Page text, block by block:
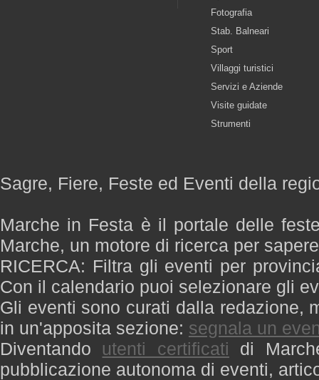
Fotografia
Stab. Balneari
Sport
Villaggi turistici
Servizi e Aziende
Visite guidate
Strumenti
Sagre, Fiere, Feste ed Eventi della
Marche in Festa è il portale delle
Marche, un motore di ricerca per
RICERCA: Filtra gli eventi per
Con il calendario puoi selezionare gli
Gli eventi sono curati dalla redazione,
in un'apposita sezione: segnala un
Diventando utenti certificati di
pubblicazione autonoma di eventi,